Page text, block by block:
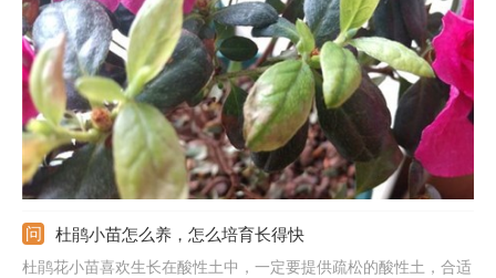
下它的根系，之后施肥时注意控制量及浓度。也有可能是褐斑病等
病害导致，此时最好及时喷药。
杜鹃小苗怎么养，怎么培育长得快
杜鹃花小苗喜欢生长在酸性土中，一定要提供疏松的酸性土，合适